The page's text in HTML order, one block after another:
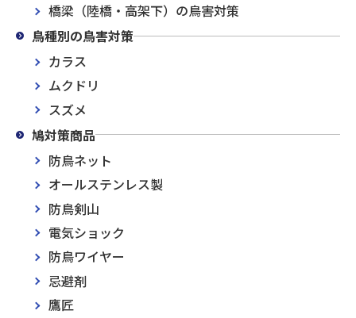
橋梁（陸橋・高架下）の鳥害対策
鳥種別の鳥害対策
カラス
ムクドリ
スズメ
鳩対策商品
防鳥ネット
オールステンレス製
防鳥剣山
電気ショック
防鳥ワイヤー
忌避剤
鷹匠